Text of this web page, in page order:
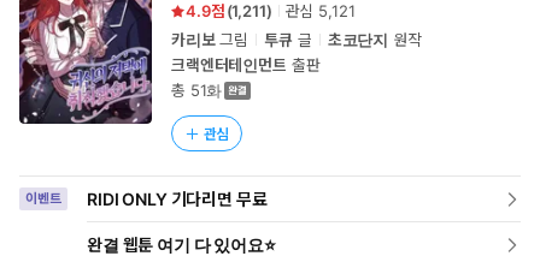
4.9 (1,211) 관심 5,121
카리보그림 투큐 글 초코단지 원작
크랙엔터테인먼트 출판
총 51화
관심
이벤트 RIDI ONLY 기다리면 무료
완결 웹툰 여기 다 있어요⭐